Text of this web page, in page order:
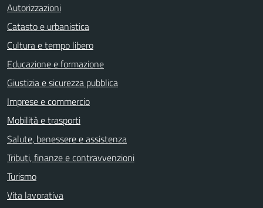
Autorizzazioni
Catasto e urbanistica
Cultura e tempo libero
Educazione e formazione
Giustizia e sicurezza pubblica
Imprese e commercio
Mobilità e trasporti
Salute, benessere e assistenza
Tributi, finanze e contravvenzioni
Turismo
Vita lavorativa